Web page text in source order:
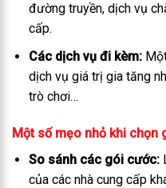
đường truyền, dịch vụ
cấp.
Các dịch vụ đi kèm:
dịch vụ giá trị gia tăng
trò chơi…
Một số mẹo nhỏ khi chọn
So sánh các gói cước:
của các nhà cung cấp